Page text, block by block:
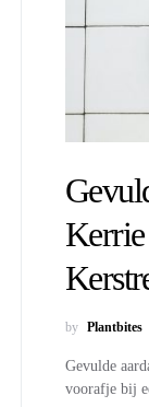
by Plantbites
Gevulde
voorafje bij